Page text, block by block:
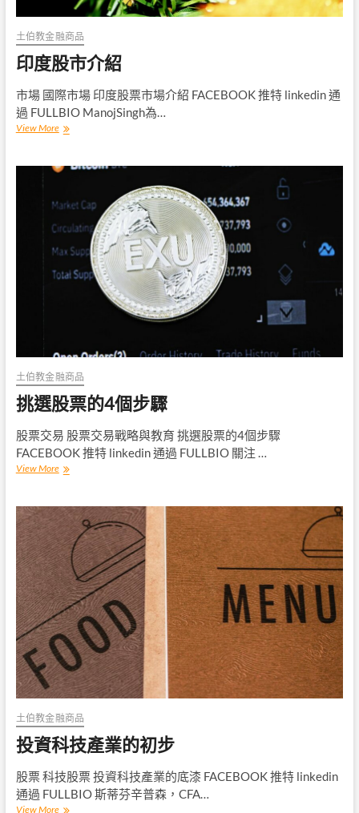
土伯教金融商品
印度股市介紹
市場 國際市場 印度股票市場介紹 FACEBOOK 推特 linkedin 通
過 FULLBIO ManojSingh為…
View More印
市
紹
土伯教金融商品
挑選股票的4個步驟
股票交易 股票交易戰略與教育 挑選股票的4個步驟
FACEBOOK 推特 linkedin 通過 FULLBIO 關注 …
View More挑
票
的
4
個
步
驟
土伯教金融商品
投資科技產業的初步
股票 科技股票 投資科技產業的底漆 FACEBOOK 推特 linkedin
通過 FULLBIO 斯蒂芬辛普森，CFA…
View More投